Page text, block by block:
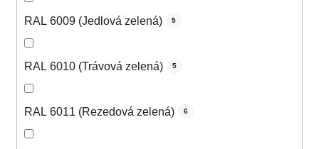
RAL 6009 (Jedlová zelená) 5
RAL 6010 (Trávová zelená) 5
RAL 6011 (Rezedová zelená) 6